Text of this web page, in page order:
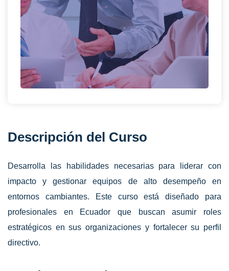
Descripción del Curso
Desarrolla las habilidades necesarias para liderar con
impacto y gestionar equipos de alto desempeño en
entornos cambiantes. Este curso está diseñado para
profesionales en Ecuador que buscan asumir roles
estratégicos en sus organizaciones y fortalecer su perfil
directivo.